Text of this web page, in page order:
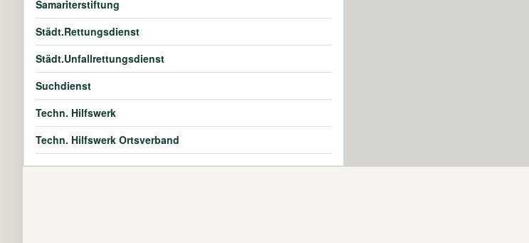
Samariterstiftung
Städt.Rettungsdienst
Städt.Unfallrettungsdienst
Suchdienst
Techn. Hilfswerk
Techn. Hilfswerk Ortsverband